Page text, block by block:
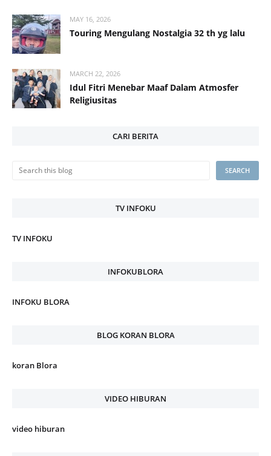
MAY 16, 2026
Touring Mengulang Nostalgia 32 th yg lalu
MARCH 22, 2026
Idul Fitri Menebar Maaf Dalam Atmosfer
Religiusitas
CARI BERITA
TV INFOKU
TV INFOKU
INFOKUBLORA
INFOKU BLORA
BLOG KORAN BLORA
koran Blora
VIDEO HIBURAN
video hiburan